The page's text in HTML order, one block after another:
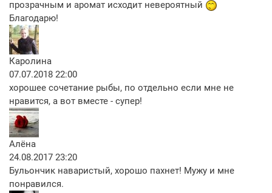
прозрачным и аромат исходит невероятный
Благодарю!
Каролина
07.07.2018 22:00
хорошее сочетание рыбы, по отдельно если мне не
нравится, а вот вместе - супер!
Алёна
24.08.2017 23:20
Бульончик наваристый, хорошо пахнет! Мужу и мне
понравился.